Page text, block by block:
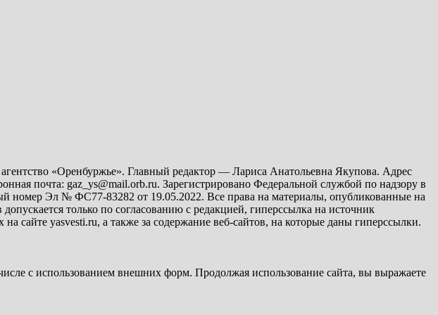
«Оренбуржье». Главный редактор — Лариса Анатольевна Якупова. Адрес
почта: gaz_ys@mail.orb.ru. Зарегистрировано Федеральной службой по надзору в
номер Эл № ФС77-83282 от 19.05.2022. Все права на материалы, опубликованные на
только по согласованию с редакцией, гиперссылка на источник
сайте yasvesti.ru, а также за содержание веб-сайтов, на которые даны гиперссылки.
с использованием внешних форм. Продолжая использование сайта, вы выражаете